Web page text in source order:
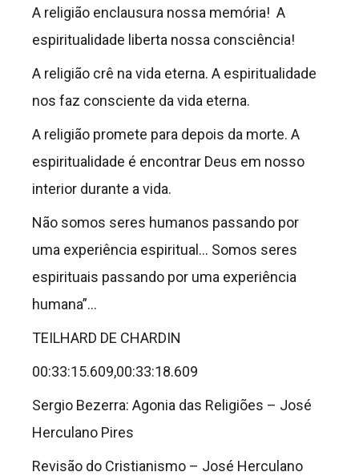
A religião enclausura nossa memória! A
espiritualidade liberta nossa consciência!
A religião crê na vida eterna. A espiritualidade
nos faz consciente da vida eterna.
A religião promete para depois da morte. A
espiritualidade é encontrar Deus em nosso
interior durante a vida.
Não somos seres humanos passando por
uma experiência espiritual… Somos seres
espirituais passando por uma experiência
humana”…
TEILHARD DE CHARDIN
00:33:15.609,00:33:18.609
Sergio Bezerra: Agonia das Religiões – José
Herculano Pires
Revisão do Cristianismo – José Herculano